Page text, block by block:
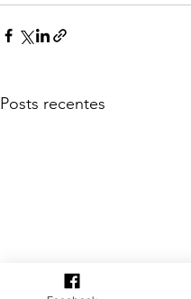
Posts recentes